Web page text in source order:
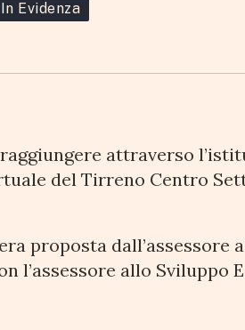
In Evidenza
attraverso
del Tirreno Centro
proposta dall’assessore
l’assessore allo Sviluppo